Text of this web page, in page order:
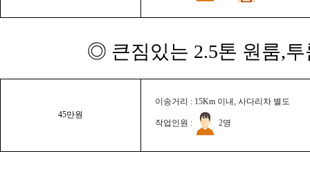
◎ 큰짐있는 2.5톤 원룸,
45만원
이송거리 : 15Km 이내, 사다리차 별도
작업인원 : 2명